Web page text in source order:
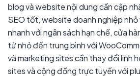
blog và website nội dung cần cập
SEO tốt, website doanh nghiệp nhỏ
nhanh với ngân sách hạn chế, cửa
tử nhỏ đến trung bình với
và marketing sites cần thay đổi linh
sites và cộng đồng trực tuyến với